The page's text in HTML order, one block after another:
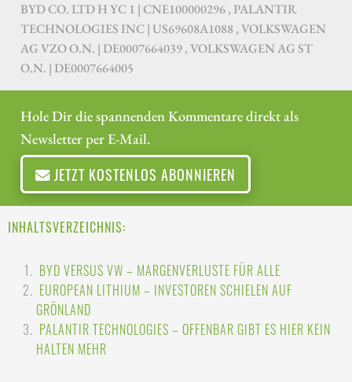
BYD CO. LTD H YC 1 | CNE100000296 , PALANTIR
TECHNOLOGIES INC | US69608A1088 , VOLKSWAGEN
AG VZO O.N. | DE0007664039 , VOLKSWAGEN AG ST
O.N. | DE0007664005
Hole Dir die spannenden Kommentare direkt als
Newsletter per E-Mail.
JETZT KOSTENLOS ABONNIEREN
INHALTSVERZEICHNIS:
BYD VERSUS VW – MARGENVERLUSTE FÜR ALLE
EUROPEAN LITHIUM – INVESTOREN SCHIELEN AUF
GRÖNLAND
PALANTIR TECHNOLOGIES – OFFENBAR GIBT ES HIER KEIN
HALTEN MEHR